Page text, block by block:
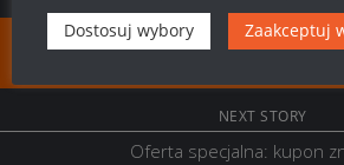
FOLLOW:
NEXT STORY
Oferta specjalna: kupon
Dostosuj wybory Zaakceptuj